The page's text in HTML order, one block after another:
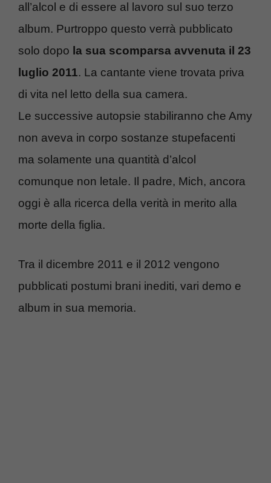
all’alcol e di essere al lavoro sul suo terzo
album. Purtroppo questo verrà pubblicato
solo dopo la sua scomparsa avvenuta il 23
luglio 2011. La cantante viene trovata priva
di vita nel letto della sua camera.
Le successive autopsie stabiliranno che Amy
non aveva in corpo sostanze stupefacenti
ma solamente una quantità d’alcol
comunque non letale. Il padre, Mich, ancora
oggi è alla ricerca della verità in merito alla
morte della figlia.
Tra il dicembre 2011 e il 2012 vengono
pubblicati postumi brani inediti, vari demo e
album in sua memoria.